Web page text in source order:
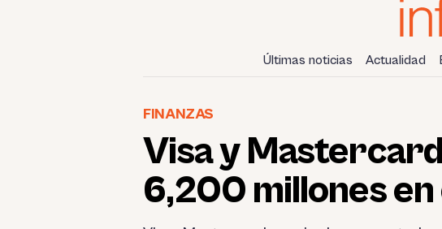
Últimas noticias Actualidad
FINANZAS
Visa y
6,200 millones en